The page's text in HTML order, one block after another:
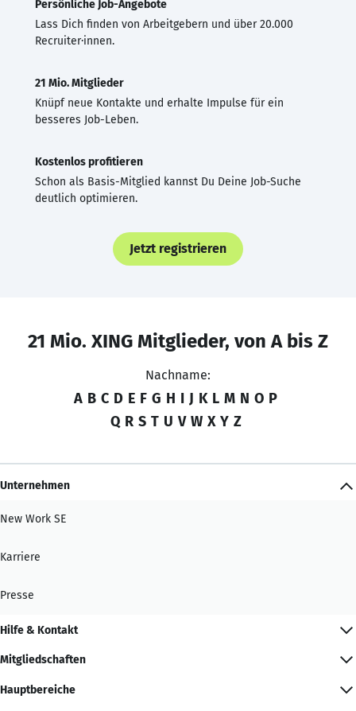
Persönliche Job-Angebote
Lass Dich finden von Arbeitgebern und über 20.000
Recruiter·innen.
21 Mio. Mitglieder
Knüpf neue Kontakte und erhalte Impulse für ein
besseres Job-Leben.
Kostenlos profitieren
Schon als Basis-Mitglied kannst Du Deine Job-Suche
deutlich optimieren.
Jetzt registrieren
21 Mio. XING Mitglieder, von A bis Z
Nachname:
A B C D E F G H I J K L M N O P
Q R S T U V W X Y Z
Unternehmen
New Work SE
Karriere
Presse
Hilfe & Kontakt
Mitgliedschaften
Hauptbereiche